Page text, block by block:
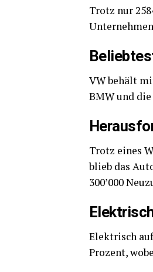
Trotz nur
VW behält
BMW und
Trotz eines
blieb das
300’000
Elektrisch
Prozent,